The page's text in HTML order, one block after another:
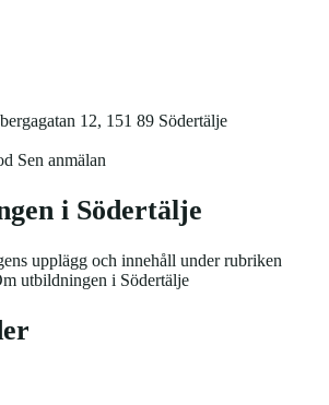
12, 151 89 Södertälje
Sen anmälan
i Södertälje
upplägg och innehåll under rubriken
utbildningen i Södertälje